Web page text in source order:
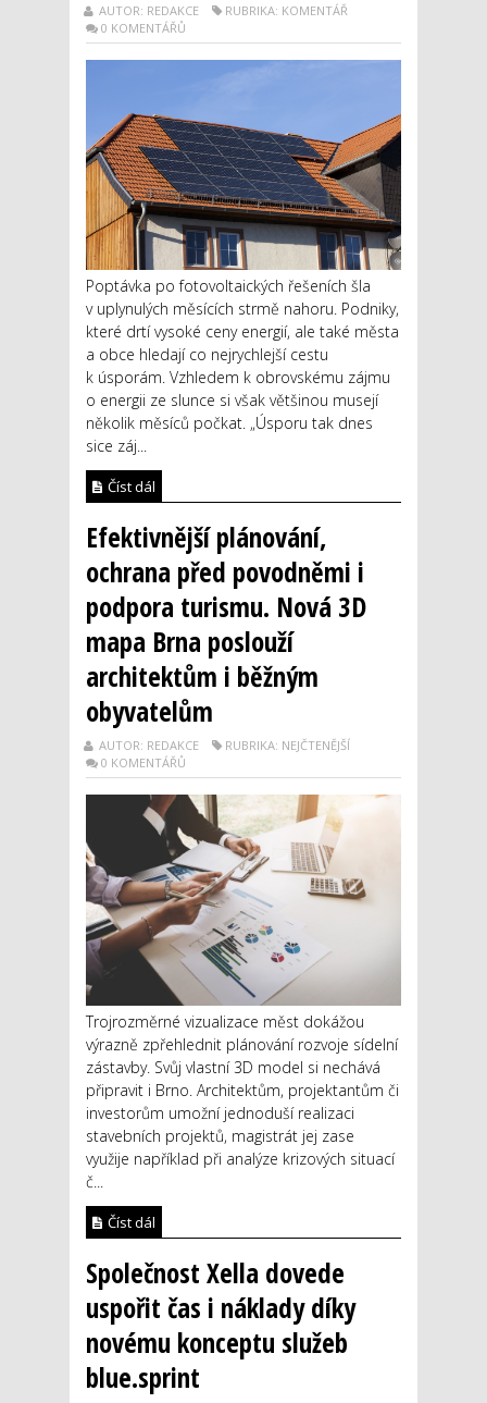
AUTOR: REDAKCE
RUBRIKA: KOMENTÁŘ
0 KOMENTÁŘŮ
Poptávka po fotovoltaických řešeních šla
v uplynulých měsících strmě nahoru. Podniky,
které drtí vysoké ceny energií, ale také města
a obce hledají co nejrychlejší cestu
k úsporám. Vzhledem k obrovskému zájmu
o energii ze slunce si však většinou musejí
několik měsíců počkat. „Úsporu tak dnes
sice záj...
Číst dál
Efektivnější plánování,
ochrana před povodněmi i
podpora turismu. Nová 3D
mapa Brna poslouží
architektům i běžným
obyvatelům
AUTOR: REDAKCE
RUBRIKA: NEJČTENĚJŠÍ
0 KOMENTÁŘŮ
Trojrozměrné vizualizace měst dokážou
výrazně zpřehlednit plánování rozvoje sídelní
zástavby. Svůj vlastní 3D model si nechává
připravit i Brno. Architektům, projektantům či
investorům umožní jednoduší realizaci
stavebních projektů, magistrát jej zase
využije například při analýze krizových situací
č...
Číst dál
Společnost Xella dovede
uspořit čas i náklady díky
novému konceptu služeb
blue.sprint